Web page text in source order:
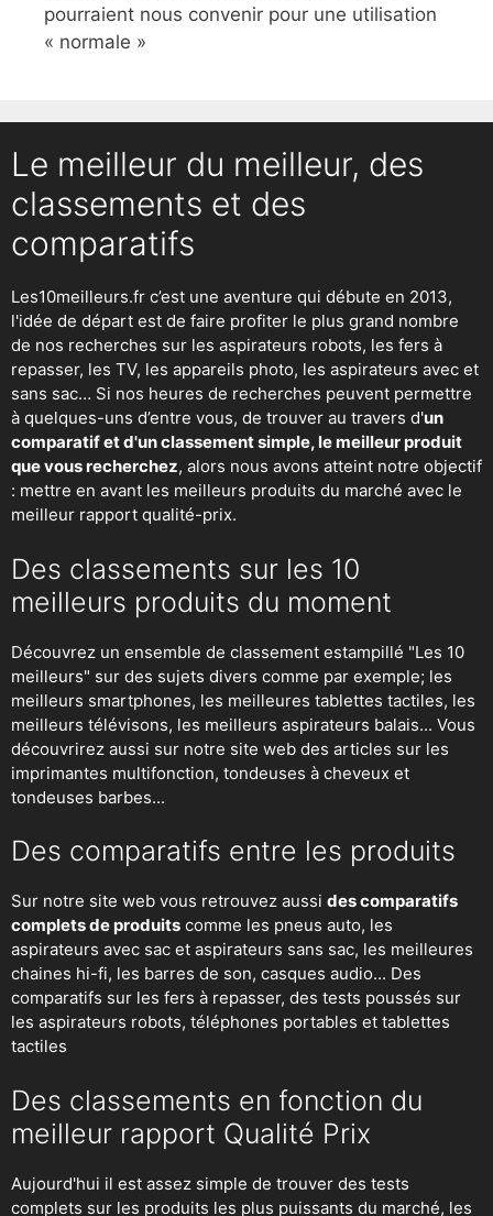
pourraient nous convenir pour une utilisation
« normale »
Le meilleur du meilleur, des
classements et des
comparatifs
Les10meilleurs.fr c’est une aventure qui débute en 2013,
l'idée de départ est de faire profiter le plus grand nombre
de nos recherches sur les aspirateurs robots, les fers à
repasser, les TV, les appareils photo, les aspirateurs avec et
sans sac… Si nos heures de recherches peuvent permettre
à quelques-uns d’entre vous, de trouver au travers d'un
comparatif et d'un classement simple, le meilleur produit
que vous recherchez, alors nous avons atteint notre objectif
: mettre en avant les meilleurs produits du marché avec le
meilleur rapport qualité-prix.
Des classements sur les 10
meilleurs produits du moment
Découvrez un ensemble de classement estampillé "Les 10
meilleurs" sur des sujets divers comme par exemple; les
meilleurs smartphones, les meilleures tablettes tactiles, les
meilleurs télévisons, les meilleurs aspirateurs balais... Vous
découvrirez aussi sur notre site web des articles sur les
imprimantes multifonction, tondeuses à cheveux et
tondeuses barbes...
Des comparatifs entre les produits
Sur notre site web vous retrouvez aussi des comparatifs
complets de produits comme les pneus auto, les
aspirateurs avec sac et aspirateurs sans sac, les meilleures
chaines hi-fi, les barres de son, casques audio... Des
comparatifs sur les fers à repasser, des tests poussés sur
les aspirateurs robots, téléphones portables et tablettes
tactiles
Des classements en fonction du
meilleur rapport Qualité Prix
Aujourd'hui il est assez simple de trouver des tests
complets sur les produits les plus puissants du marché, les